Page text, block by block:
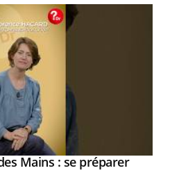
Mains : se préparer